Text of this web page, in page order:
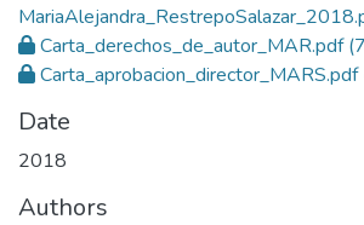
Carta_derechos_de_autor_MAR.pdf
Carta_aprobacion_director_MARS.pdf
Date
2018
Authors